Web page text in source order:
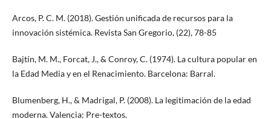
Arcos, P. C. M. (2018). Gestión unificada de recursos para la
innovación sistémica. Revista San Gregorio, (22), 78-85
Bajtín, M. M., Forcat, J., & Conroy, C. (1974). La cultura popular en
la Edad Media y en el Renacimiento. Barcelona: Barral.
Blumenberg, H., & Madrigal, P. (2008). La legitimación de la edad
moderna. Valencia: Pre-textos.